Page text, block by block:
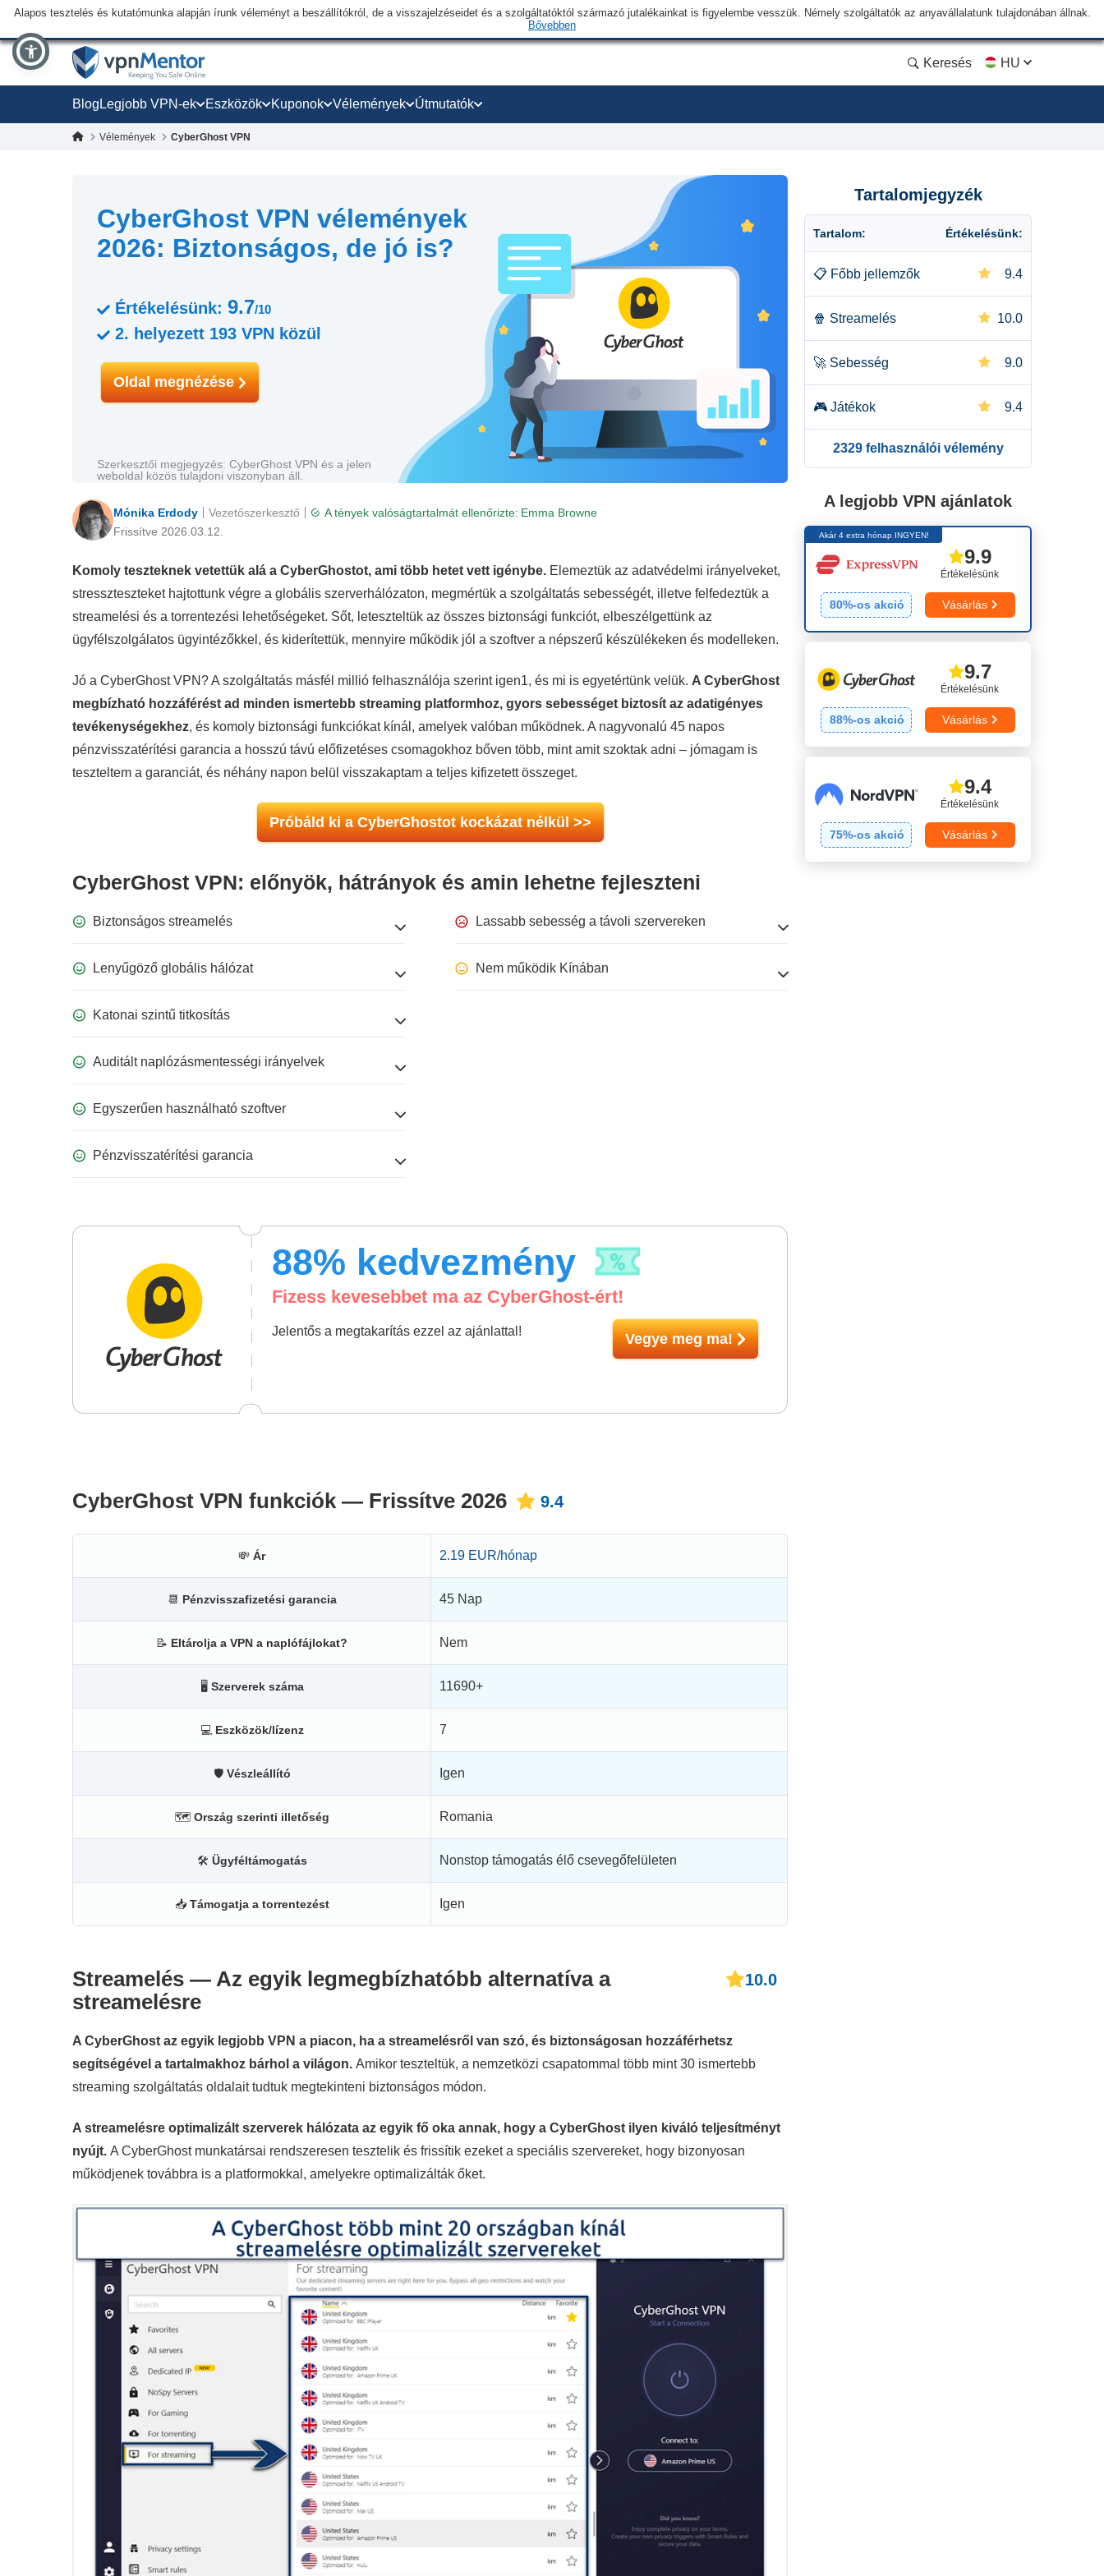
Alapos tesztelés és kutatómunka alapján írunk véleményt a beszállítókról, de a visszajelzéseidet és a szolgáltatóktól származó jutalékainkat is figyelembe vesszük. Némely szolgáltatók az anyavállalatunk tulajdonában állnak.
Bővebben
Keresés HU
Blog Legjobb VPN-ek Eszközök Kuponok Vélemények Útmutatók
Vélemények CyberGhost VPN
CyberGhost VPN vélemények
2026: Biztonságos, de jó is?
Értékelésünk: 9.7/10
2. helyezett 193 VPN közül
Oldal megnézése
Szerkesztői megjegyzés: CyberGhost VPN és a jelen
weboldal közös tulajdoni viszonyban áll.
Mónika Erdody
Frissítve 2026.03.12.
A tények valóságtartalmát ellenőrizte: Emma Browne
Vezetőszerkesztő
Komoly teszteknek vetettük alá a CyberGhostot, ami több hetet vett igénybe. Elemeztük az adatvédelmi irányelveket,
stresszteszteket hajtottunk végre a globális szerverhálózaton, megmértük a szolgáltatás sebességét, illetve felfedeztük a
streamelési és a torrentezési lehetőségeket. Sőt, leteszteltük az összes biztonsági funkciót, elbeszélgettünk az
ügyfélszolgálatos ügyintézőkkel, és kiderítettük, mennyire működik jól a szoftver a népszerű készülékeken és modelleken.
Jó a CyberGhost VPN? A szolgáltatás másfél millió felhasználója szerint igen1, és mi is egyetértünk velük. A CyberGhost
megbízható hozzáférést ad minden ismertebb streaming platformhoz, gyors sebességet biztosít az adatigényes
tevékenységekhez, és komoly biztonsági funkciókat kínál, amelyek valóban működnek. A nagyvonalú 45 napos
pénzvisszatérítési garancia a hosszú távú előfizetéses csomagokhoz bőven több, mint amit szoktak adni – jómagam is
teszteltem a garanciát, és néhány napon belül visszakaptam a teljes kifizetett összeget.
Próbáld ki a CyberGhostot kockázat nélkül >>
CyberGhost VPN: előnyök, hátrányok és amin lehetne fejleszteni
Biztonságos streamelés
Lenyűgöző globális hálózat
Katonai szintű titkosítás
Auditált naplózásmentességi irányelvek
Egyszerűen használható szoftver
Pénzvisszatérítési garancia
Lassabb sebesség a távoli szervereken
Nem működik Kínában
88% kedvezmény
Fizess kevesebbet ma az CyberGhost-ért!
Jelentős a megtakarítás ezzel az ajánlattal! Vegye meg ma!
CyberGhost VPN funkciók — Frissítve 2026 9.4
💸 Ár 2.19 EUR/hónap
📆 Pénzvisszafizetési garancia 45 Nap
📝 Eltárolja a VPN a naplófájlokat? Nem
🖥 Szerverek száma 11690+
💻 Eszközök/lízenz 7
🛡 Vészleállító Igen
🗺 Ország szerinti illetőség Romania
🛠 Ügyféltámogatás Nonstop támogatás élő csevegőfelületen
📥 Támogatja a torrentezést Igen
Streamelés — Az egyik legmegbízhatóbb alternatíva a
streamelésre
10.0
A CyberGhost az egyik legjobb VPN a piacon, ha a streamelésről van szó, és biztonságosan hozzáférhetsz
segítségével a tartalmakhoz bárhol a világon. Amikor teszteltük, a nemzetközi csapatommal több mint 30 ismertebb
streaming szolgáltatás oldalait tudtuk megtekinteni biztonságos módon.
A streamelésre optimalizált szerverek hálózata az egyik fő oka annak, hogy a CyberGhost ilyen kiváló teljesítményt
nyújt. A CyberGhost munkatársai rendszeresen tesztelik és frissítik ezeket a speciális szervereket, hogy bizonyosan
működjenek továbbra is a platformokkal, amelyekre optimalizálták őket.
Tartalomjegyzék
Tartalom: Értékelésünk:
📋 Főbb jellemzők 9.4
🍿 Streamelés 10.0
🚀 Sebesség 9.0
🎮 Játékok 9.4
Szerverhálózat
Biztonság 9.9
🔒 Adatvédelem
👌 Telepítés & appok 9.8
💰 Díjszabás
👨🏼‍🔧 Megbízhatóság és
támogatás
9.9
2329 felhasználói vélemény
A legjobb VPN ajánlatok
Akár 4 extra hónap INGYEN!
Értékelésünk
9.9
80%-os akció Vásárlás
Értékelésünk
9.7
88%-os akció Vásárlás
Értékelésünk
9.4
75%-os akció Vásárlás